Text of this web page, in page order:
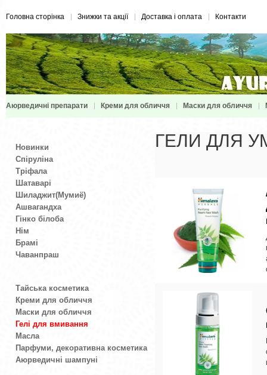
Головна сторінка Знижки та акції Доставка і оплата Контакти
Аюрведичні препарати Креми для обличчя Маски для обличчя
Новинки
Спіруліна
Тріфала
Шатаварі
Шиладжит(Мумиё)
Ашвагандха
Гінко білоба
Нім
Брамі
Чаванпраш
Тайська косметика
Креми для обличчя
Маски для обличчя
Гелі для вмивання
Масла
Парфуми, декоративна косметика
Аюрведичні шампуні
ГЕЛИ ДЛЯ